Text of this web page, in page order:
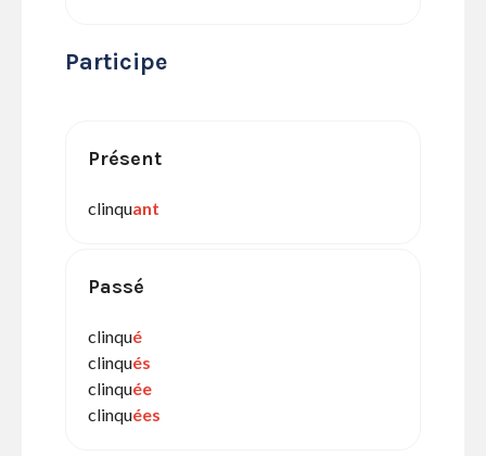
Participe
Présent
clinquant
Passé
clinqué
clinqués
clinquée
clinquées